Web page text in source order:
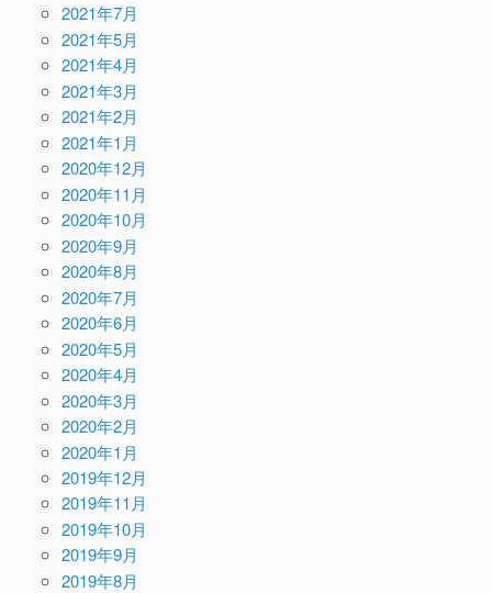
2021年7月
2021年5月
2021年4月
2021年3月
2021年2月
2021年1月
2020年12月
2020年11月
2020年10月
2020年9月
2020年8月
2020年7月
2020年6月
2020年5月
2020年4月
2020年3月
2020年2月
2020年1月
2019年12月
2019年11月
2019年10月
2019年9月
2019年8月